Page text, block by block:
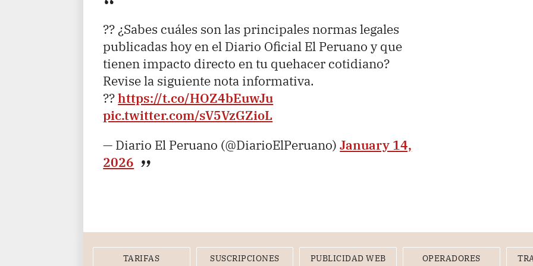
?? ¿Sabes cuáles son las principales normas legales
publicadas hoy en el Diario Oficial El Peruano y que
tienen impacto directo en tu quehacer cotidiano?
Revise la siguiente nota informativa.
??https://t.co/HOZ4bEuwJu
pic.twitter.com/sV5VzGZioL
— Diario El Peruano (@DiarioElPeruano)January 14,
2026
TARIFAS SUSCRIPCIONES PUBLICIDAD WEB OPERADORES